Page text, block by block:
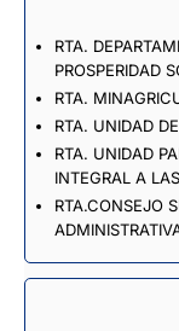
RTA.
PROSPERIDAD
RTA.
RTA. UNIDAD
RTA. UNIDAD
INTEGRAL A
RTA.CONSEJO